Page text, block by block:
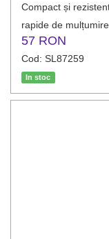
Compact și
rapide de
57 RON
Cod: SL87259
In stoc